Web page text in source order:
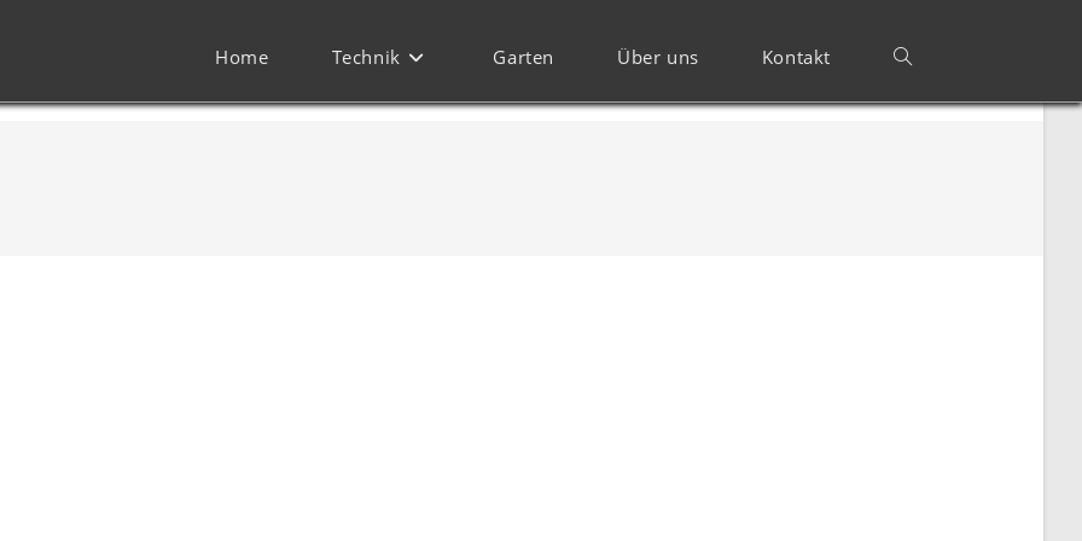
Home Technik Garten Über uns Kontakt